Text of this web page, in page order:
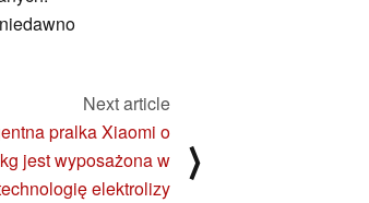
Next article
pralka Xiaomi o
jest wyposażona w
elektrolizy
⟩